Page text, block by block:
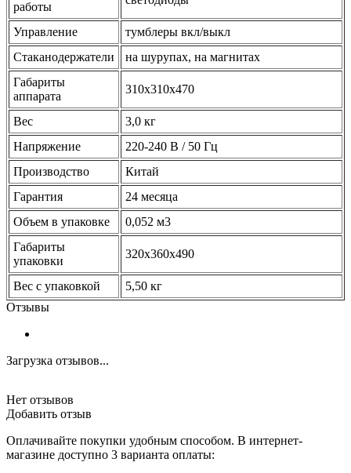
работы
Управление
тумблеры вкл/выкл
Стаканодержатели
на шурупах, на магнитах
Габариты
аппарата
310x310x470
Вес
3,0 кг
Напряжение
220-240 В / 50 Гц
Производство
Китай
Гарантия
24 месяца
Объем в упаковке
0,052 м3
Габариты
упаковки
320х360х490
Вес с упаковкой
5,50 кг
Отзывы
Загрузка отзывов...
Нет отзывов
Добавить отзыв
Оплачивайте покупки удобным способом. В интернет-
магазине доступно 3 варианта оплаты: